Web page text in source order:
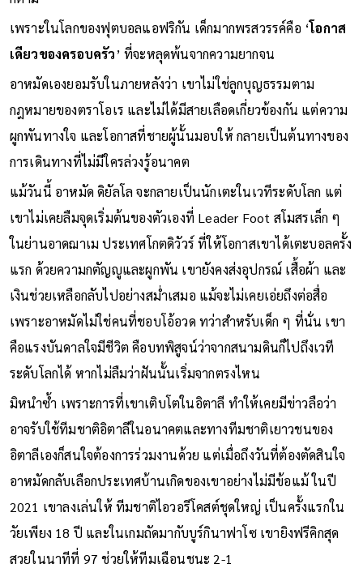
เพราะในโลกของฟุตบอลแอฟริกัน เด็กมากพรสวรรค์คือ ‘โอกาส
เดียวของครอบครัว’ ที่จะหลุดพ้นจากความยากจน
อาหมัดเองยอมรับในภายหลังว่า เขาไม่ใช่ลูกบุญธรรมตาม
กฎหมายของตราโอเร และไม่ได้มีสายเลือดเกี่ยวข้องกัน แต่ความ
ผูกพันทางใจ และโอกาสที่ชายผู้นั้นมอบให้ กลายเป็นต้นทางของ
การเดินทางที่ไม่มีใครล่วงรู้อนาคต
แม้วันนี้ อาหมัด ดิยัลโล จะกลายเป็นนักเตะในเวทีระดับโลก แต่
เขาไม่เคยลืมจุดเริ่มต้นของตัวเองที่ Leader Foot สโมสรเล็ก ๆ
ในย่านอาดฌาเม ประเทศโกตดิวัวร์ ที่ให้โอกาสเขาได้เตะบอลครั้ง
แรก ด้วยความกตัญญูและผูกพัน เขายังคงส่งอุปกรณ์ เสื้อผ้า และ
เงินช่วยเหลือกลับไปอย่างสม่ำเสมอ แม้จะไม่เคยเอ่ยถึงต่อสื่อ
เพราะอาหมัดไม่ใช่คนที่ชอบโอ้อวด ทว่าสำหรับเด็ก ๆ ที่นั่น เขา
คือแรงบันดาลใจมีชีวิต คือบทพิสูจน์ว่าจากสนามดินก็ไปถึงเวที
ระดับโลกได้ หากไม่ลืมว่าฝันนั้นเริ่มจากตรงไหน
มิหนำซ้ำ เพราะการที่เขาเติบโตในอิตาลี ทำให้เคยมีข่าวลือว่า
อาจรับใช้ทีมชาติอิตาลีในอนาคตและทางทีมชาติเยาวชนของ
อิตาลีเองก็สนใจต้องการร่วมงานด้วย แต่เมื่อถึงวันที่ต้องตัดสินใจ
อาหมัดกลับเลือกประเทศบ้านเกิดของเขาอย่างไม่มีข้อแม้ ในปี
2021 เขาลงเล่นให้ ทีมชาติไอวอรีโคสต์ชุดใหญ่ เป็นครั้งแรกใน
วัยเพียง 18 ปี และในเกมถัดมากับบูร์กินาฟาโซ เขายิงฟรีคิกสุด
สวยในนาทีที่ 97 ช่วยให้ทีมเฉือนชนะ 2-1